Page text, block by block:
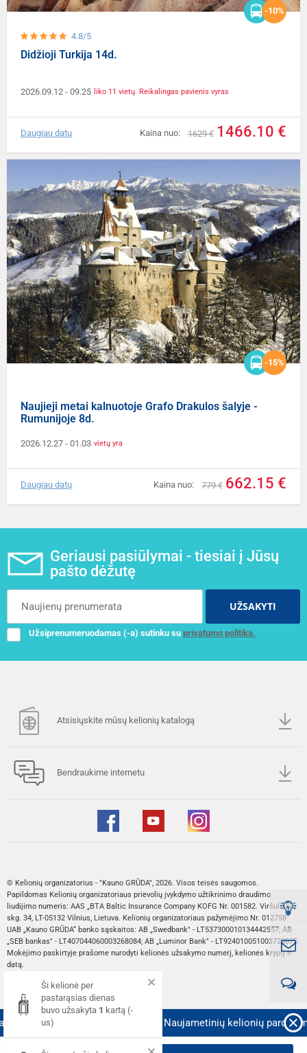
Ši kelionė per
pastarąsias dienas
buvo užsakyta 1 kartą (-
us)
4.8/5
-10%
Didžioji Turkija 14d.
2026.09.12 - 09.25 liko 11 vietų. Reikalingas pavienis vyras
Kaina nuo: 1629 € 1466.10 €
Daugiau datų
-15%
Naujieji metai kalnuotoje Grafo Drakulos šalyje -
Rumunijoje 8d.
2026.12.27 - 01.03 vietų yra
Kaina nuo: 779 € 662.15 €
Daugiau datų
Geriausi pasiūlymai - tiesiai į Jūsų
pašto dėžutę
UŽSAKYTI
Užsiprenumeruodamas (-a) sutinku su privatumo politika.
Kaina nuo::
🎄 Prasidėjo Kalėdinių ir Naujametinių kelionių
Atsisiųskite mūsų kelionių katalogą
Bendraukime internetu
© Kelionių organizatorius - "Kauno GRŪDA", 2026. Visos teisės saugomos.
Papildomas Kelionių organizatoriaus prievolių įvykdymo užtikrinimo draudimo
liudijimo numeris: AAS „BTA Baltic Insurance Company KOFG Nr. 001582. Viršuliškių
skg. 34, LT-05132 Vilnius, Lietuva. Kelionių organizatoriaus pažymėjimo Nr. 012758
UAB „Kauno GRŪDA“ banko sąskaitos: AB „Swedbank" - LT537300010134442557; AB
„SEB bankas" - LT407044060003268084; AB „Luminor Bank" - LT924010051003728875.
Mokėjimo paskirtyje prašome nurodyti kelionės užsakymo numerį, kelionės kryptį ir
datą.
Web sprendimas: